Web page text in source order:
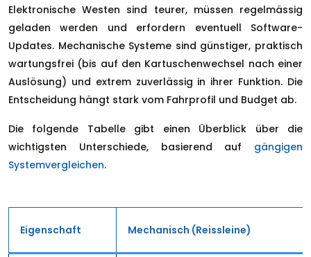
Elektronische Westen sind teurer, müssen regelmässig
geladen werden und erfordern eventuell Software-
Updates. Mechanische Systeme sind günstiger, praktisch
wartungsfrei (bis auf den Kartuschenwechsel nach einer
Auslösung) und extrem zuverlässig in ihrer Funktion. Die
Entscheidung hängt stark vom Fahrprofil und Budget ab.
Die folgende Tabelle gibt einen Überblick über die
wichtigsten Unterschiede, basierend auf gängigen
Systemvergleichen.
Eigenschaft Mechanisch (Reissleine)